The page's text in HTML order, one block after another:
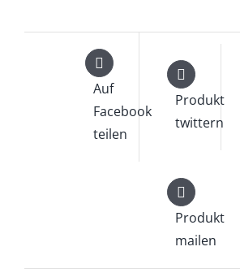
Auf
Facebook
teilen
Produkt
twittern
Produkt
mailen